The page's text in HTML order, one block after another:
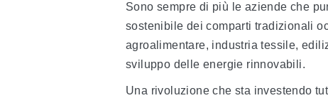
Sono sempre di più le aziende che
sostenibile dei comparti tradizionali
agroalimentare, industria tessile,
sviluppo delle energie rinnovabili.
Una rivoluzione che sta investendo